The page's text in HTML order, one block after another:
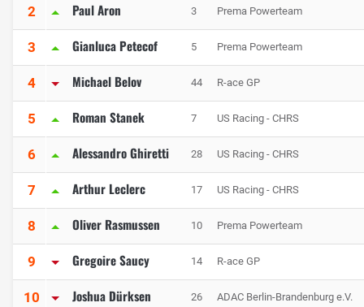
2 Paul Aron 3 Prema Powerteam
3 Gianluca Petecof 5 Prema Powerteam
4 Michael Belov 44 R-ace GP
5 Roman Stanek 7 US Racing - CHRS
6 Alessandro Ghiretti 28 US Racing - CHRS
7 Arthur Leclerc 17 US Racing - CHRS
8 Oliver Rasmussen 10 Prema Powerteam
9 Gregoire Saucy 14 R-ace GP
10 Joshua Dürksen 26 ADAC Berlin-Brandenburg e.V.